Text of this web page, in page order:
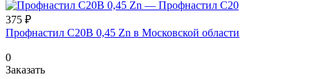
375 ₽
Профнастил С20В 0,45 Zn в Московской области
0
Заказать